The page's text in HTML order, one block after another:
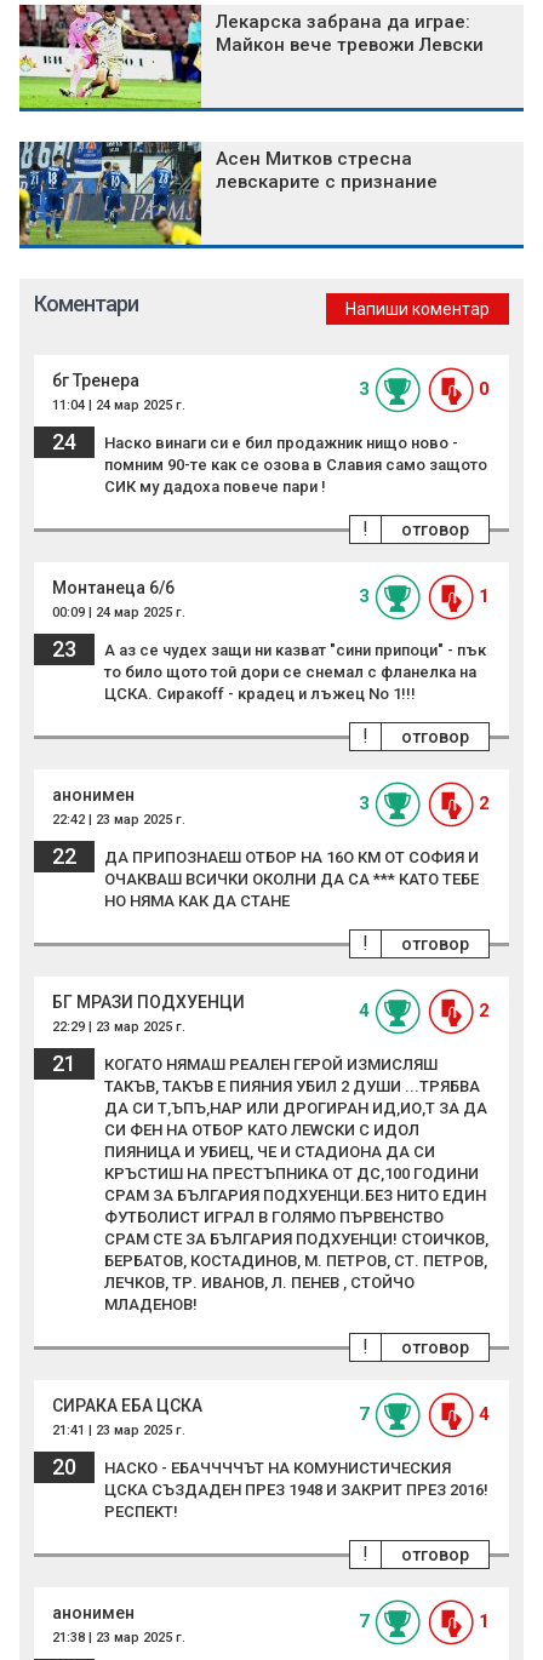
Лекарска забрана да играе:
Майкон вече тревожи Левски
Асен Митков стресна
левскарите с признание
Коментари Напиши коментар
бг Тренера
11:04 | 24 мар 2025 г.
3 0
24
Наско винаги си е бил продажник нищо ново -
помним 90-те как се озова в Славия само защото
СИК му дадоха повече пари !
отговор
!
Монтанеца 6/6
00:09 | 24 мар 2025 г.
3 1
23
А аз се чудех защи ни казват "сини припоци" - пък
то било щото той дори се снемал с фланелка на
ЦСКА. Сиракoff - крадец и лъжец No 1!!!
отговор
!
анонимен
22:42 | 23 мар 2025 г.
3 2
22
ДА ПРИПОЗНАЕШ ОТБОР НА 16О КМ ОТ СОФИЯ И
ОЧАКВАШ ВСИЧКИ ОКОЛНИ ДА СА *** КАТО ТЕБЕ
НО НЯМА КАК ДА СТАНЕ
отговор
!
БГ МРАЗИ ПОДХУЕНЦИ
22:29 | 23 мар 2025 г.
4 2
21
КОГАТО НЯМАШ РЕАЛЕН ГЕРОЙ ИЗМИСЛЯШ
ТАКЪВ, ТАКЪВ Е ПИЯНИЯ УБИЛ 2 ДУШИ ...ТРЯБВА
ДА СИ Т,ЪПЪ,НАР ИЛИ ДРОГИРАН ИД,ИО,Т ЗА ДА
СИ ФЕН НА ОТБОР КАТО ЛЕWСКИ С ИДОЛ
ПИЯНИЦА И УБИЕЦ, ЧЕ И СТАДИОНА ДА СИ
КРЪСТИШ НА ПРЕСТЪПНИКА ОТ ДС,100 ГОДИНИ
СРАМ ЗА БЪЛГАРИЯ ПОДХУЕНЦИ.БЕЗ НИТО ЕДИН
ФУТБОЛИСТ ИГРАЛ В ГОЛЯМО ПЪРВЕНСТВО
СРАМ СТЕ ЗА БЪЛГАРИЯ ПОДХУЕНЦИ! СТОИЧКОВ,
БЕРБАТОВ, КОСТАДИНОВ, М. ПЕТРОВ, СТ. ПЕТРОВ,
ЛЕЧКОВ, ТР. ИВАНОВ, Л. ПЕНЕВ , СТОЙЧО
МЛАДЕНОВ!
отговор
!
СИРАКА ЕБА ЦСКА
21:41 | 23 мар 2025 г.
7 4
20
НАСКО - ЕБАЧЧЧЧЪТ НА КОМУНИСТИЧЕСКИЯ
ЦСКА СЪЗДАДЕН ПРЕЗ 1948 И ЗАКРИТ ПРЕЗ 2016!
РЕСПЕКТ!
отговор
!
анонимен
21:38 | 23 мар 2025 г.
7 1